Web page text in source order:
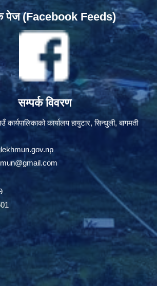
पेज (Facebook Feeds)
सम्पर्क विवरण
कार्यपालिकाको कार्यालय हायुटार, सिन्धुली, बागमती